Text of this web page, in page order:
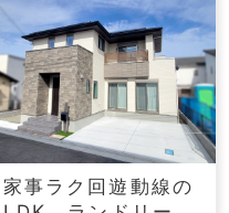
家事ラク回遊動線の